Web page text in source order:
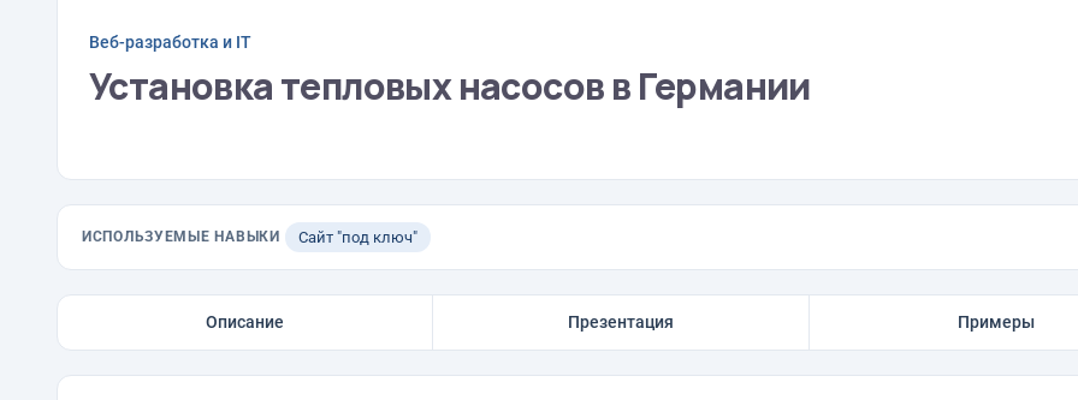
Веб-разработка и IT
Установка тепловых насосов в Германии
ИСПОЛЬЗУЕМЫЕ НАВЫКИ Сайт "под ключ"
Описание Презентация Примеры